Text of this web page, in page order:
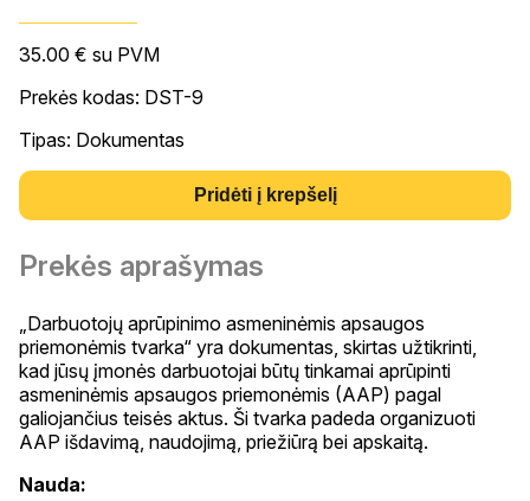
35.00 € su PVM
Prekės kodas: DST-9
Tipas: Dokumentas
Pridėti į krepšelį
Prekės aprašymas
„Darbuotojų aprūpinimo asmeninėmis apsaugos
priemonėmis tvarka“ yra dokumentas, skirtas užtikrinti,
kad jūsų įmonės darbuotojai būtų tinkamai aprūpinti
asmeninėmis apsaugos priemonėmis (AAP) pagal
galiojančius teisės aktus. Ši tvarka padeda organizuoti
AAP išdavimą, naudojimą, priežiūrą bei apskaitą.
Nauda: